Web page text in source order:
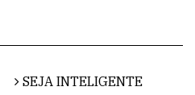
SEJA INTELIGENTE